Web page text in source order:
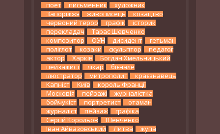
поет письменник
художник
Запоріжжя
живописець
козацтво
червоний терор
графік
історик
перекладач
Тарас Шевченко
композитор
ОУН дисидент
гетьман
поліглот
козаки скульптор
педагог
актор
Харків
Богдан Хмельницький
пейзажист
лікар
бієнале
ілюстратор
митрополит
краєзнавець
Капніст
Київ
король Франції
Московія
пейзажі
журналістка
бойчукіст
портретист
отаман
журналіст
пейзаж
графіка
Сергій Корольов
Шевченко
Іван Айвазовський
Литва жупа